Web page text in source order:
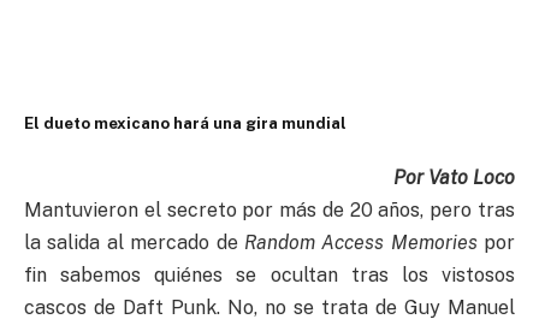
El dueto mexicano hará una gira mundial
Por Vato Loco
Mantuvieron el secreto por más de 20 años, pero tras
la salida al mercado de Random Access Memories por
fin sabemos quiénes se ocultan tras los vistosos
cascos de Daft Punk. No, no se trata de Guy Manuel